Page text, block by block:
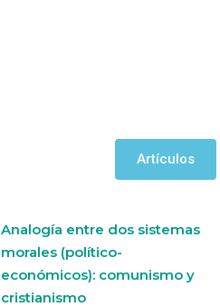
Artículos
Analogía entre dos sistemas
morales (político-
económicos): comunismo y
cristianismo